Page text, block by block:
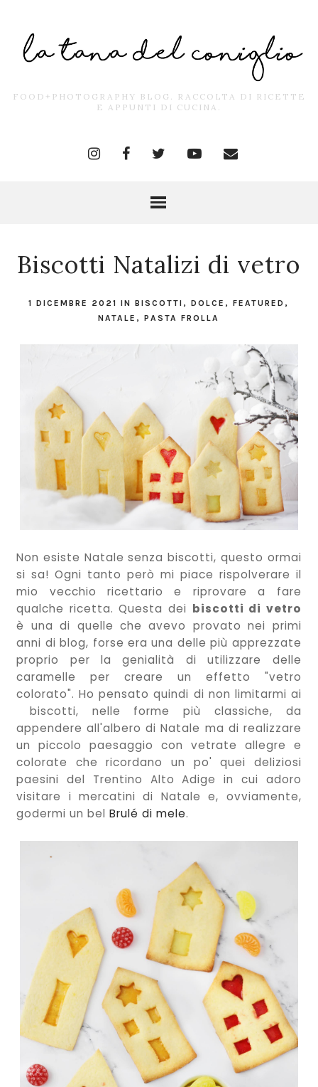
FOOD+PHOTOGRAPHY BLOG. RACCOLTA DI RICETTE
E APPUNTI DI CUCINA.
Biscotti Natalizi di vetro
1 DICEMBRE 2021INBISCOTTI ,DOLCE ,FEATURED ,
NATALE ,PASTA FROLLA
Non esiste Natale senza biscotti, questo ormai
si sa! Ogni tanto però mi piace rispolverare il
mio vecchio ricettario e riprovare a fare
qualche ricetta. Questa dei biscotti di vetro
è una di quelle che avevo provato nei primi
anni di blog, forse era una delle più apprezzate
proprio per la genialità di utilizzare delle
caramelle per creare un effetto "vetro
colorato". Ho pensato quindi di non limitarmi ai
biscotti, nelle forme più classiche, da
appendere all'albero di Natale ma di realizzare
un piccolo paesaggio con vetrate allegre e
colorate che ricordano un po' quei deliziosi
paesini del Trentino Alto Adige in cui adoro
visitare i mercatini di Natale e, ovviamente,
godermi un belBrulé di mele.